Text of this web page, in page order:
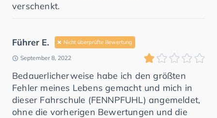
verschenkt.
Führer E. Nicht überprüfte Bewertung
September 8, 2022
Bedauerlicherweise habe ich den größten
Fehler meines Lebens gemacht und mich in
dieser Fahrschule (FENNPFUHL) angemeldet,
ohne die vorherigen Bewertungen und die